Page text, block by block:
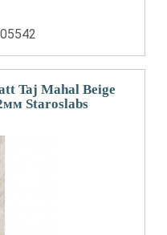
Taj Mahal Beige
Staroslabs